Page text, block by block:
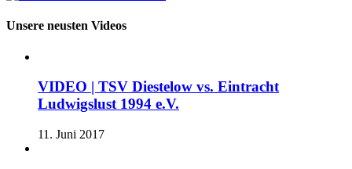
Unsere neusten Videos
VIDEO | TSV Diestelow vs. Eintracht
Ludwigslust 1994 e.V.
11. Juni 2017